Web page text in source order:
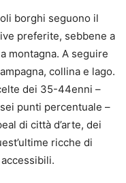
borghi seguono il
preferite, sebbene a
montagna. A seguire
collina e lago.
dei 35-44enni –
punti percentuale –
di città d’arte, dei
ricche di